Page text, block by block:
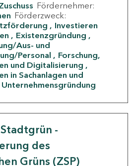
Fördernehmer:
Förderzweck:
Investieren
Existenzgründung
Aus- und
Personal
Forschung,
und Digitalisierung
in Sachanlagen und
Unternehmensgründung
-
des
Grüns (ZSP)